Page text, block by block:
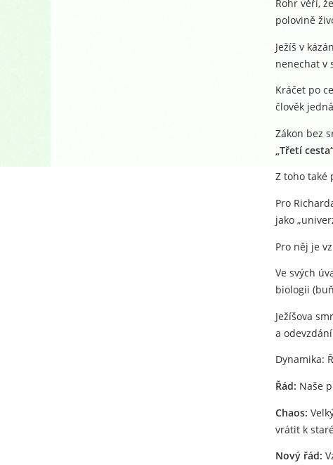
Rohr věří,
polovině
Ježíš v
nenechat v
Kráčet po
člověk
Zákon bez
„Třetí
Z toho také
Pro
jako
Pro něj je
Ve svých
biologii
Ježíšova
a
Dynamika:
Řád: Naše
Chaos:
vrátit k
Nový řád: